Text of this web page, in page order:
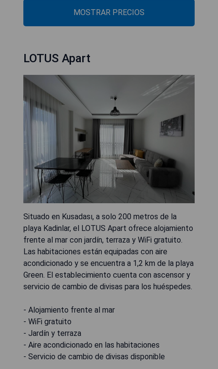
MOSTRAR PRECIOS
LOTUS Apart
Situado en Kusadası, a solo 200 metros de la
playa Kadinlar, el LOTUS Apart ofrece alojamiento
frente al mar con jardín, terraza y WiFi gratuito.
Las habitaciones están equipadas con aire
acondicionado y se encuentra a 1,2 km de la playa
Green. El establecimiento cuenta con ascensor y
servicio de cambio de divisas para los huéspedes.
- Alojamiento frente al mar
- WiFi gratuito
- Jardín y terraza
- Aire acondicionado en las habitaciones
- Servicio de cambio de divisas disponible